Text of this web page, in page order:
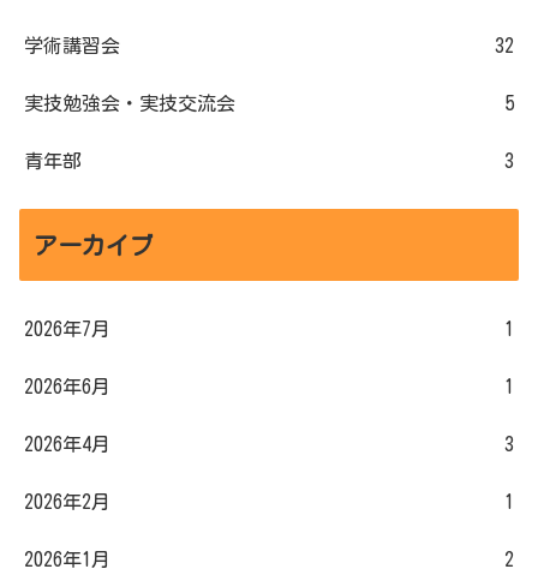
学術講習会 32
実技勉強会・実技交流会 5
青年部 3
アーカイブ
2026年7月 1
2026年6月 1
2026年4月 3
2026年2月 1
2026年1月 2